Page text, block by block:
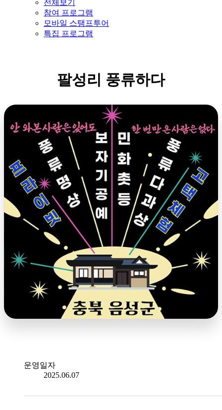
전체보기
참여 프로그램
모바일 스탬프투어
특집 프로그램
팔성리 풍류하다
운영일자
2025.06.07